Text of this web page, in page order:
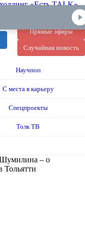
Прямые эфиры
Случайная новость
Научпоп
С места в карьеру
Спецпроекты
Толк ТВ
Шумилина – о
Тольятти